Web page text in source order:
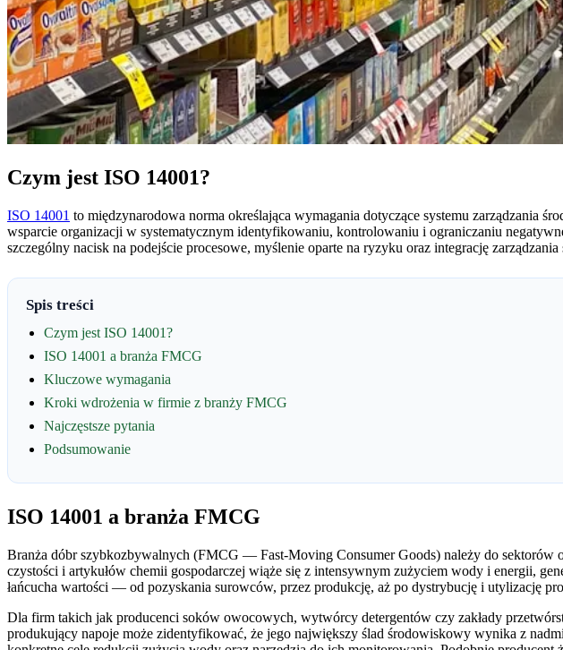
Czym jest ISO 14001?
ISO 14001 to międzynarodowa norma określająca wymagania dotyczące systemu zarządzania
wsparcie organizacji w systematycznym identyfikowaniu, kontrolowaniu i ograniczaniu
szczególny nacisk na podejście procesowe, myślenie oparte na ryzyku oraz integrację
Spis treści
Czym jest ISO 14001?
ISO 14001 a branża FMCG
Kluczowe wymagania
Kroki wdrożenia w firmie z branży FMCG
Najczęstsze pytania
Podsumowanie
ISO 14001 a branża FMCG
Branża dóbr szybkozbywalnych (FMCG — Fast-Moving Consumer Goods) należy do
czystości i artykułów chemii gospodarczej wiąże się z intensywnym zużyciem wody i energii,
łańcucha wartości — od pozyskania surowców, przez produkcję, aż po dystrybucję i utylizację
Dla firm takich jak producenci soków owocowych, wytwórcy detergentów czy zakłady
produkujący napoje może zidentyfikować, że jego największy ślad środowiskowy wynika z